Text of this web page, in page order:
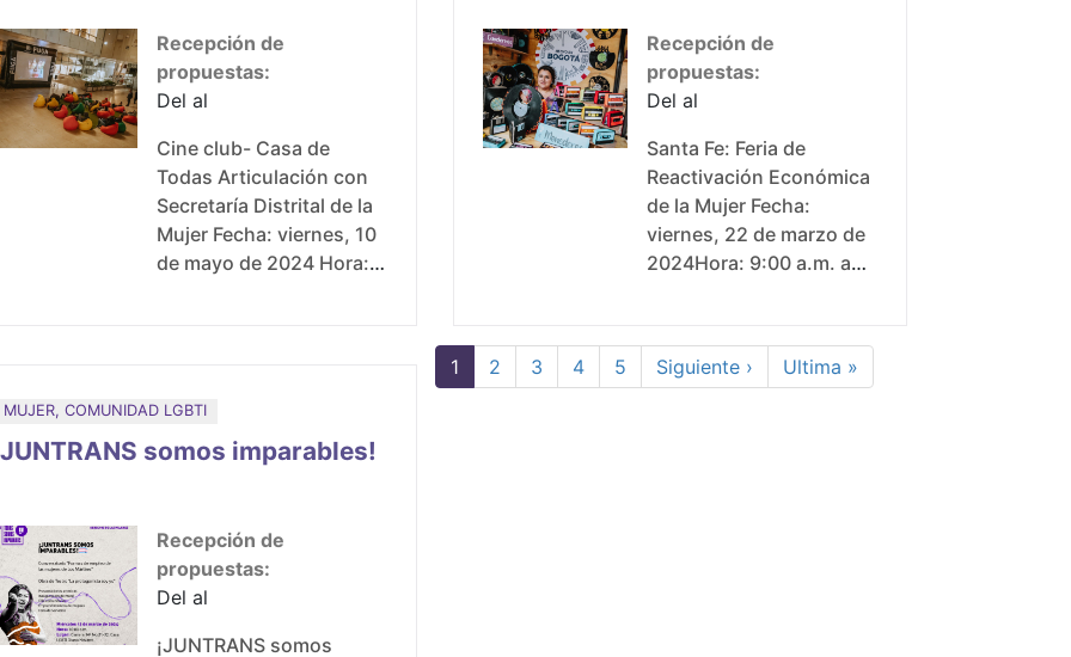
Recepción de
propuestas:
Del al
Cine club- Casa de
Todas Articulación con
Secretaría Distrital de la
Mujer Fecha: viernes, 10
de mayo de 2024 Hora:
Recepción de
propuestas:
Del al
Santa Fe: Feria de
Reactivación Económica
de la Mujer Fecha:
viernes, 22 de marzo de
2024Hora: 9:00 a.m. a
rural km 13 via choachi
MUJER, COMUNIDAD LGBTI
somos imparables!
Recepción de
propuestas:
Del al
¡JUNTRANS somos
Página actual
1 Page
2 Page
3 Page
4 Page
5 Siguiente página
Siguiente › Última página
Ultima »